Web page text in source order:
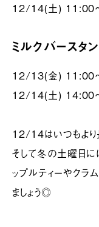
12/14(土) 11:00
ミルクバースタ
12/13(金) 11:00
12/14(土) 14:00
12/14はいつもより
そして冬の土曜日に
ップルティーやクラ
ましょう◎